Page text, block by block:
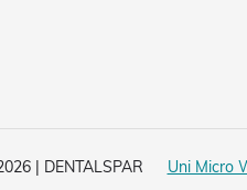
| DENTALSPAR Uni Micro